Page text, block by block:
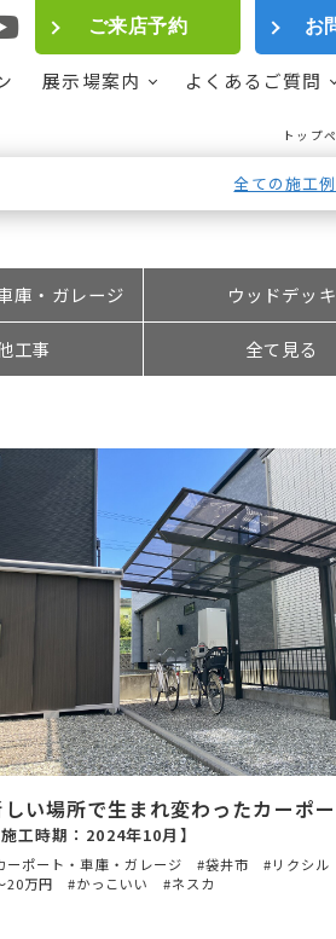
ご来店予約 お
展示場案内 よくあるご質問
全ての施工
トップ
庫・ガレージ ウッドデッキ
工事 全て見る
い場所で生まれ変わったカーポー
施工時期：2024年10月】
ーポート・車庫・ガレージ 袋井市
リクシル
20万円
かっこいい ネスカ